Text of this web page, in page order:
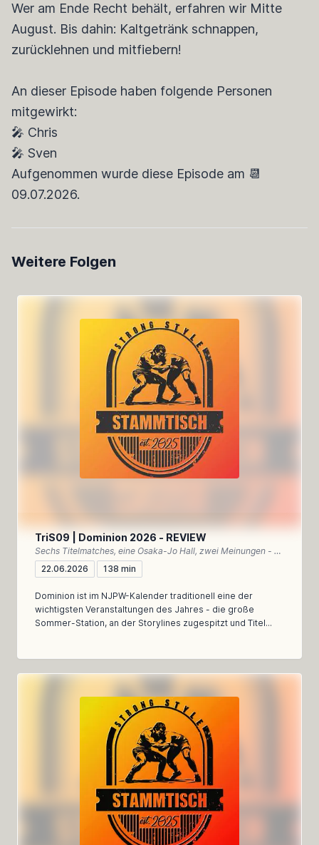
Wer am Ende Recht behält, erfahren wir Mitte
August. Bis dahin: Kaltgetränk schnappen,
zurücklehnen und mitfiebern!
An dieser Episode haben folgende Personen
mitgewirkt:
🎤 Chris
🎤 Sven
Aufgenommen wurde diese Episode am 📆
09.07.2026.
Weitere Folgen
TriS09 | Dominion 2026 - REVIEW
Sechs Titelmatches, eine Osaka-Jo Hall, zwei Meinungen - unser Rückblick auf Dominion 2026
22.06.2026
138 min
Dominion ist im NJPW-Kalender traditionell eine der
wichtigsten Veranstaltungen des Jahres - die große
Sommer-Station, an der Storylines zugespitzt und Titel...